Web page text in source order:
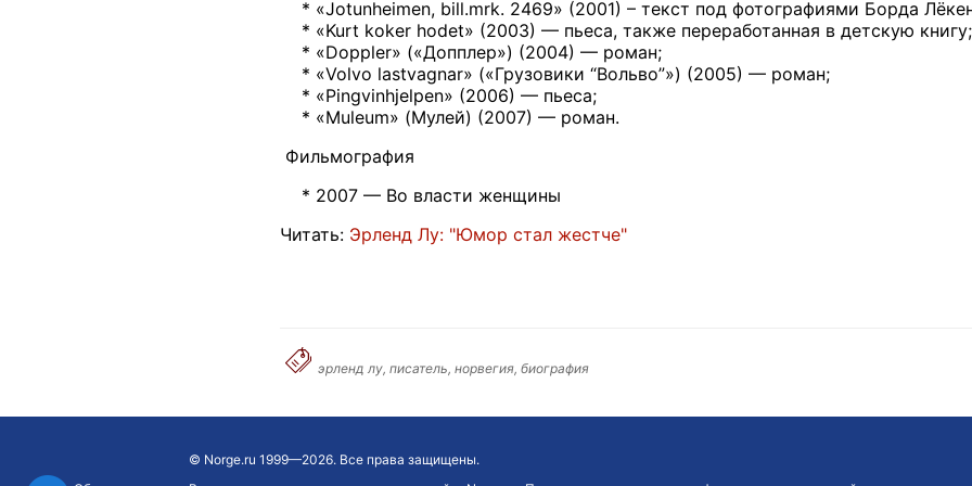
* «Jotunheimen, bill.mrk. 2469» (2001) – текст под фотографиями Борда
* «Kurt koker hodet» (2003) — пьеса, также переработанная в детскую книгу;
* «Doppler» («Допплер») (2004) — роман;
* «Volvo lastvagnar» («Грузовики “Вольво”») (2005) — роман;
* «Pingvinhjelpen» (2006) — пьеса;
* «Muleum» (Мулей) (2007) — роман.
Фильмография
* 2007 — Во власти женщины
Читать: Эрленд Лу: "Юмор стал жестче"
эрленд лу, писатель, норвегия, биография
© Norge.ru 1999—2026. Все права защищены.